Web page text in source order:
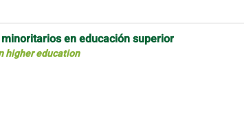
en educación superior
higher education